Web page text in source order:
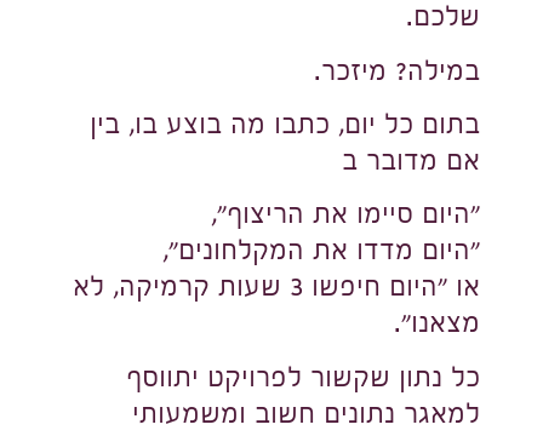
שלכם.
במילה? מיזכר.
בתום כל יום, כתבו מה בוצע בו, בין
אם מדובר ב
״היום סיימו את הריצוף״,
״היום מדדו את המקלחונים״,
או ״היום חיפשו 3 שעות קרמיקה, לא
מצאנו״.
כל נתון שקשור לפרויקט יתווסף
למאגר נתונים חשוב ומשמעותי